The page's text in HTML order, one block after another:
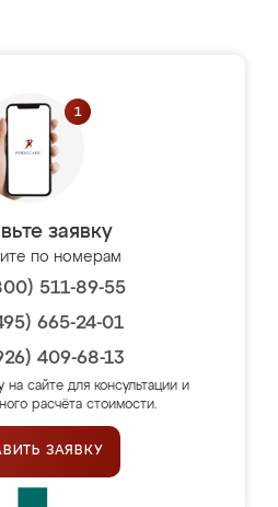
заявку
по номерам
511-89-55
665-24-01
409-68-13
на сайте для консультации и
расчёта стоимости.
ЗАЯВКУ